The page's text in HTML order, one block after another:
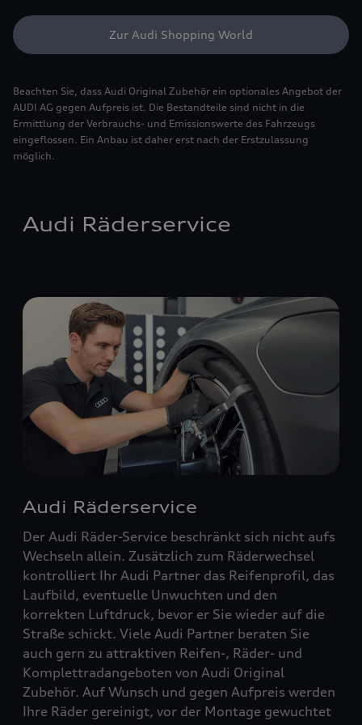
Zur Audi Shopping World
Beachten Sie, dass Audi Original Zubehör ein optionales Angebot der
AUDI AG gegen Aufpreis ist. Die Bestandteile sind nicht in die
Ermittlung der Verbrauchs- und Emissionswerte des Fahrzeugs
eingeflossen. Ein Anbau ist daher erst nach der Erstzulassung
möglich.
Audi Räderservice
Audi Räderservice
Der Audi Räder-Service beschränkt sich nicht aufs
Wechseln allein. Zusätzlich zum Räderwechsel
kontrolliert Ihr Audi Partner das Reifenprofil, das
Laufbild, eventuelle Unwuchten und den
korrekten Luftdruck, bevor er Sie wieder auf die
Straße schickt. Viele Audi Partner beraten Sie
auch gern zu attraktiven Reifen-, Räder- und
Komplettradangeboten von Audi Original
Zubehör. Auf Wunsch und gegen Aufpreis werden
Ihre Räder gereinigt, vor der Montage gewuchtet